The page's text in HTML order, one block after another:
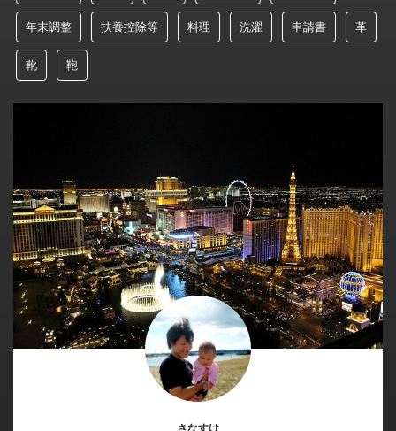
年末調整 扶養控除等 料理 洗濯 申請書 革
靴 鞄
さなすけ